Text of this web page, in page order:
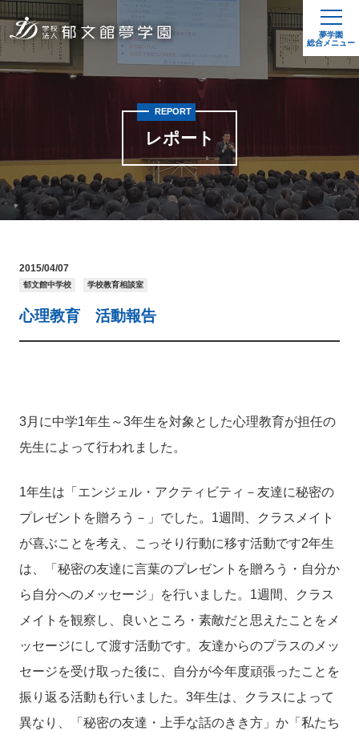
夢学園
総合メニュー
レポート
REPORT
2015/04/07
郁文館中学校 学校教育相談室
心理教育 活動報告
3月に中学1年生～3年生を対象とした心理教育が担任の
先生によって行われました。
1年生は「エンジェル・アクティビティ－友達に秘密の
プレゼントを贈ろう－」でした。 1週間、クラスメイト
が喜ぶことを考え、こっそり行動に移す活動です2年生
は、「秘密の友達に言葉のプレゼントを贈ろう・自分か
ら自分へのメッセージ」を行いました。 1週間、クラス
メイトを観察し、良いところ・素敵だと思えたことをメ
ッセージにして渡す活動です。友達からのプラスのメッ
セージを受け取った後に、自分が今年度頑張ったことを
振り返る活動も行いました。 3年生は、クラスによって
異なり、「秘密の友達・上手な話のきき方」か「私たち